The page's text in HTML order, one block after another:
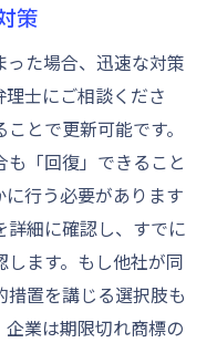
策
た場合、迅速な対策
士にご相談くださ
とで更新可能です。
「回復」できること
行う必要があります
細に確認し、すでに
ます。もし他社が同
措置を講じる選択肢も
業は期限切れ商標の